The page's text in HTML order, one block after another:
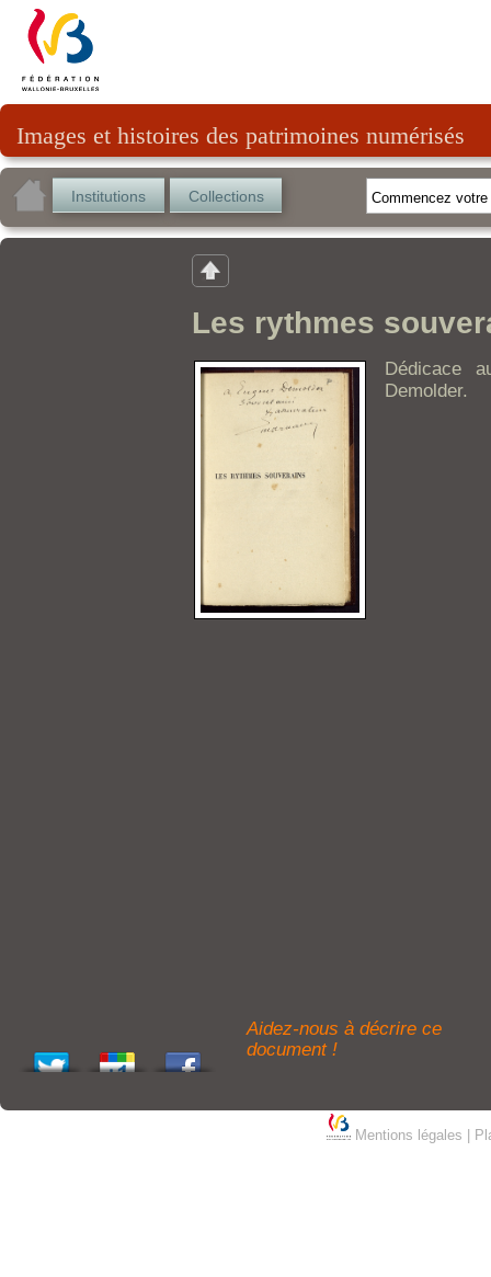
Images et histoires des patrimoines numérisés
Institutions Collections
Les rythmes
Dédicace
Demolder.
Aidez-nous à décrire ce
document !
Mentions légales